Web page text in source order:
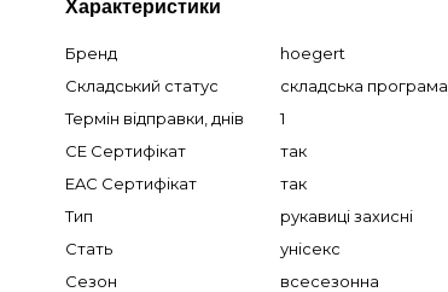
Характеристики
Бренд
hoegert
Складський статус
складська програма
Термін відправки, днів
1
CE Сертифікат
так
EAC Сертифікат
так
Тип
рукавиці захисні
Стать
унісекс
Сезон
всесезонна